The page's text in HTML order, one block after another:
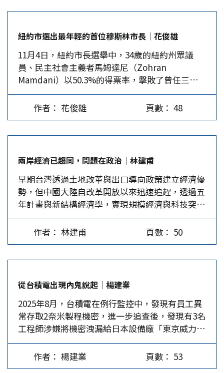
驗室模式顯示：2025 年所執行的關稅，零售物價
指數增加2.3%，美國家庭平均喪失3,800美元的購
買力，減損GDP約0.5–0.6%，美國國會預算辦公
室估計2025-2026年度通貨膨脹增0.4%。川普雖能
迫使幾乎所有國家交付高關稅紅利，但中國仍是
「難啃的硬骨頭」（hard…
首相、宣告APEC時隔12年再次進入「中國時間」
等。 釜山「習川會」動見觀瞻 10月30日的釜山
「習川會」是自2019年大阪G20峰會以來，兩位大
國領袖6年來首次會晤，也是2025年1月川普重返
白宮後，兩位領導人首次見面。加上此番「習川
會」前，中美經貿摩擦再度升級，真是吊足了國內
外輿論的胃口。從會晤的成果來看，釜山「習川
會」至少穩住了今年以來震盪起伏的中美關係，對
朋友，並且強調中美兩國完全可以相互成就、共同
繁榮。川普的回應也相當積極，不僅盛讚中國和習
近平本人，還表示「美中關係一直很好，將來會更
好，希望中國和美國的未來都更加美好。」會晤結
束後，川普第一時間宣布明年4月訪華，間接證明
「習川會」取得成功。在美方最重視的物質利益方
面，中國做了一些妥協，包括恢復進口美國大豆，
在對等條件下暫停實施相關出口管制措施等。但總
史性時刻，也是國際關係的標誌性事件。」…
紐約市選出最年輕的首位穆斯林市長│花俊雄
11月4日，紐約市長選舉中，34歲的紐約州眾議
員、民主社會主義者馬姆達尼（Zohran
Mamdani）以50.3%的得票率，擊敗了曾任三屆
的紐約州州長、以獨立人士參選的安德魯•科莫
（Andrew Kuomo）（得票率41.6%），當選為紐
約市第111任市長，同時成為該市史上首位穆斯林
1%。這樣一個名不見經傳的印度裔穆斯林，竟然
在紐約市市長民主黨初選時，打敗了科莫家族繼承
人安德魯•科莫（其父Mario Kuomo亦曾擔任過
三屆州長），逼得安德魯•科莫不得不以獨立人士
參選。馬姆達尼在競選的過程中，並未獲得紐約州
民主黨大佬的背書及支持，唯一的例外是民主黨聯
邦參議員陸天娜（Kirsten…
作者： 花俊雄 頁數： 48
兩岸經濟已趨同，問題在政治│林建甫
早期台灣透過土地改革與出口導向政策建立經濟優
勢，但中國大陸自改革開放以來迅速追趕，透過五
年計畫與新結構經濟學，實現規模經濟與科技突
破。全球經濟制度亦趨向融合，計畫與市場機制交
錯並存，使兩岸經濟整合不再困難。交通、民生與
產業鏈已高度共生，經濟統一具備現實基礎。然
起步與蔣介石遷台密不可分。1949年國民政府撤退
至台灣，面對資源匱乏、社會動盪與外部封鎖，政
府選擇以制度改革為起點，推動土地改革，打破地
主階級壟斷，將土地重新分配給農民，釋放基層生
產力。這不僅穩定了社會，也為後續工業化創造了
資本與勞動力基礎。1950年代起，台灣引進出口導
向型經濟政策，設立加工出口區，吸引外資與技
術，並透過美援與日資合作，逐步建立起電子、紡
作者： 林建甫 頁數： 50
從台積電出現內鬼說起│楊建業
2025年8月，台積電在例行監控中，發現有員工異
常存取2奈米製程機密，進一步追查後，發現有3名
工程師涉嫌將機密洩漏給日本設備廠「東京威力科
創」（TEL）。此案因涉及國家核心關鍵技術，被
依違反《國家安全法》辦理，3名涉案工程師（兩
名在職、一名已離職）被收押禁見，引起了半導體
作者： 楊建業 頁數： 53